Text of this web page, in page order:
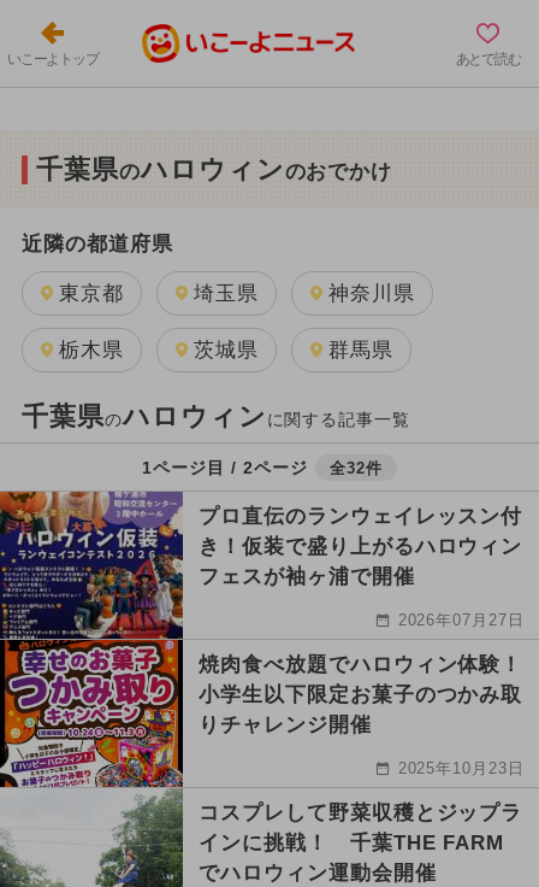
いこーよトップ あとで読む
千葉県のハロウィンのおでかけ
近隣の都道府県
東京都 埼玉県 神奈川県
栃木県 茨城県 群馬県
千葉県のハロウィン に関する記事一覧
1ページ目 / 2ページ 全32件
プロ直伝のランウェイレッスン付
き！仮装で盛り上がるハロウィン
フェスが袖ヶ浦で開催
2026年07月27日
焼肉食べ放題でハロウィン体験！
小学生以下限定お菓子のつかみ取
りチャレンジ開催
2025年10月23日
コスプレして野菜収穫とジップラ
インに挑戦！ 千葉THE FARM
でハロウィン運動会開催